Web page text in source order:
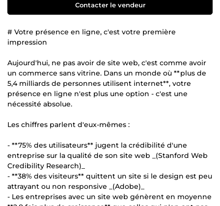
Contacter le vendeur
# Votre présence en ligne, c'est votre première
impression
Aujourd'hui, ne pas avoir de site web, c'est comme avoir
un commerce sans vitrine. Dans un monde où **plus de
5,4 milliards de personnes utilisent internet**, votre
présence en ligne n'est plus une option - c'est une
nécessité absolue.
Les chiffres parlent d'eux-mêmes :
- **75% des utilisateurs** jugent la crédibilité d'une
entreprise sur la qualité de son site web _(Stanford Web
Credibility Research)_
- **38% des visiteurs** quittent un site si le design est peu
attrayant ou non responsive _(Adobe)_
- Les entreprises avec un site web génèrent en moyenne